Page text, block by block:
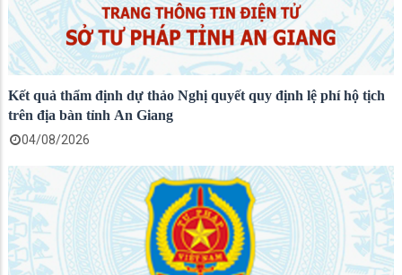
Kết quả thẩm định dự thảo Nghị quyết quy định lệ phí hộ tịch
trên địa bàn tỉnh An Giang
04/08/2026